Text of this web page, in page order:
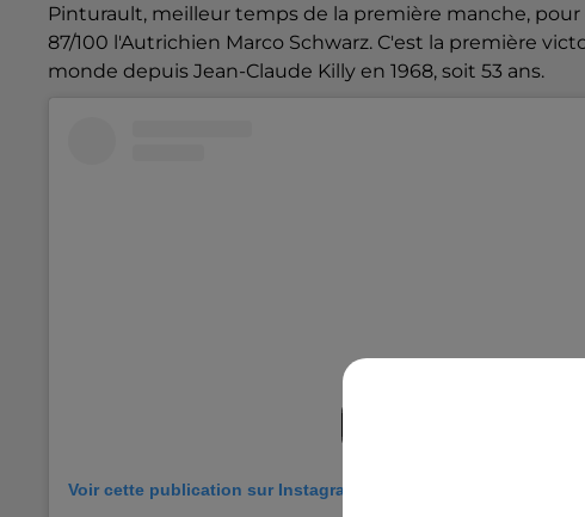
Pinturault, meilleur temps de la première manche,
87/100 l'Autrichien Marco Schwarz. C'est la première
monde depuis Jean-Claude Killy en 1968, soit 53 ans.
Voir cette publication sur Instagram